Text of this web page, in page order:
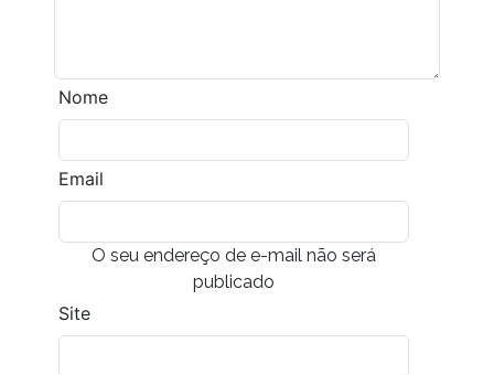
Nome
Email
O seu endereço de e-mail não será
publicado
Site